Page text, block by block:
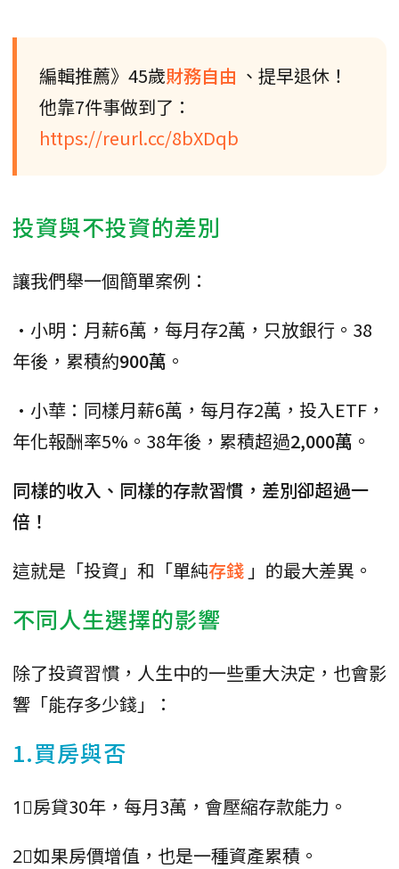
編輯推薦》45歲財務自由 、提早退休！
他靠7件事做到了：
https://reurl.cc/8bXDqb
投資與不投資的差別
讓我們舉一個簡單案例：
•小明：月薪6萬，每月存2萬，只放銀行。38
年後，累積約900萬 。
•小華：同樣月薪6萬，每月存2萬，投入ETF，
年化報酬率5%。38年後，累積超過2,000萬 。
同樣的收入、同樣的存款習慣，差別卻超過一
倍！
這就是「投資」和「單純存錢 」的最大差異。
不同人生選擇的影響
除了投資習慣，人生中的一些重大決定，也會影
響「能存多少錢」：
1.買房與否
1⃣️房貸30年，每月3萬，會壓縮存款能力。
2⃣️如果房價增值，也是一種資產累積。